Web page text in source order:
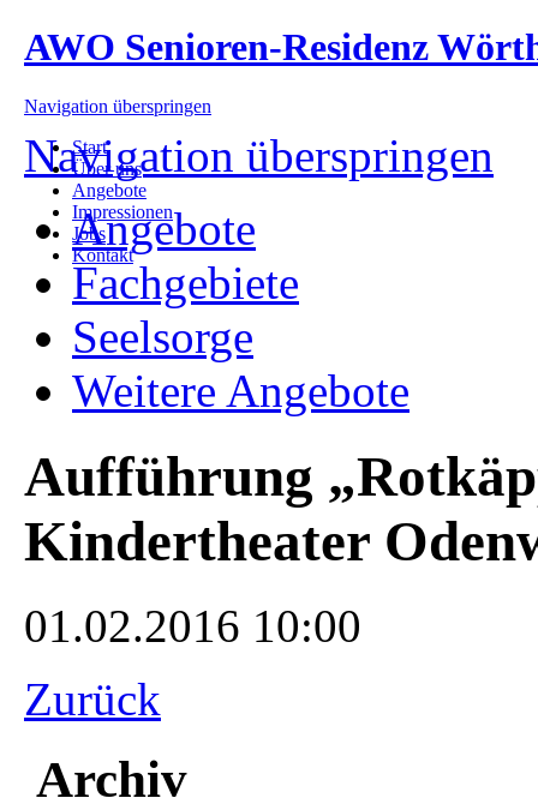
AWO Senioren-Residenz
Navigation überspringen
Start
Über uns
Angebote
Impressionen
Jobs
Kontakt
Navigation überspringen
Angebote
Fachgebiete
Seelsorge
Weitere Angebote
Aufführung
Kindertheater
01.02.2016 10:00
Zurück
Archiv